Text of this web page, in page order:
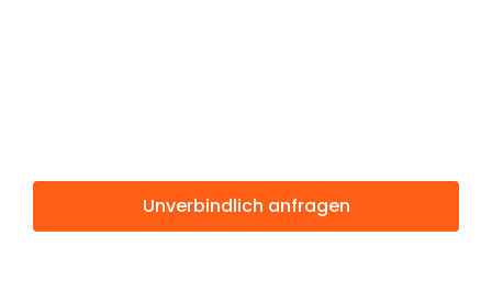
Unverbindlich anfragen